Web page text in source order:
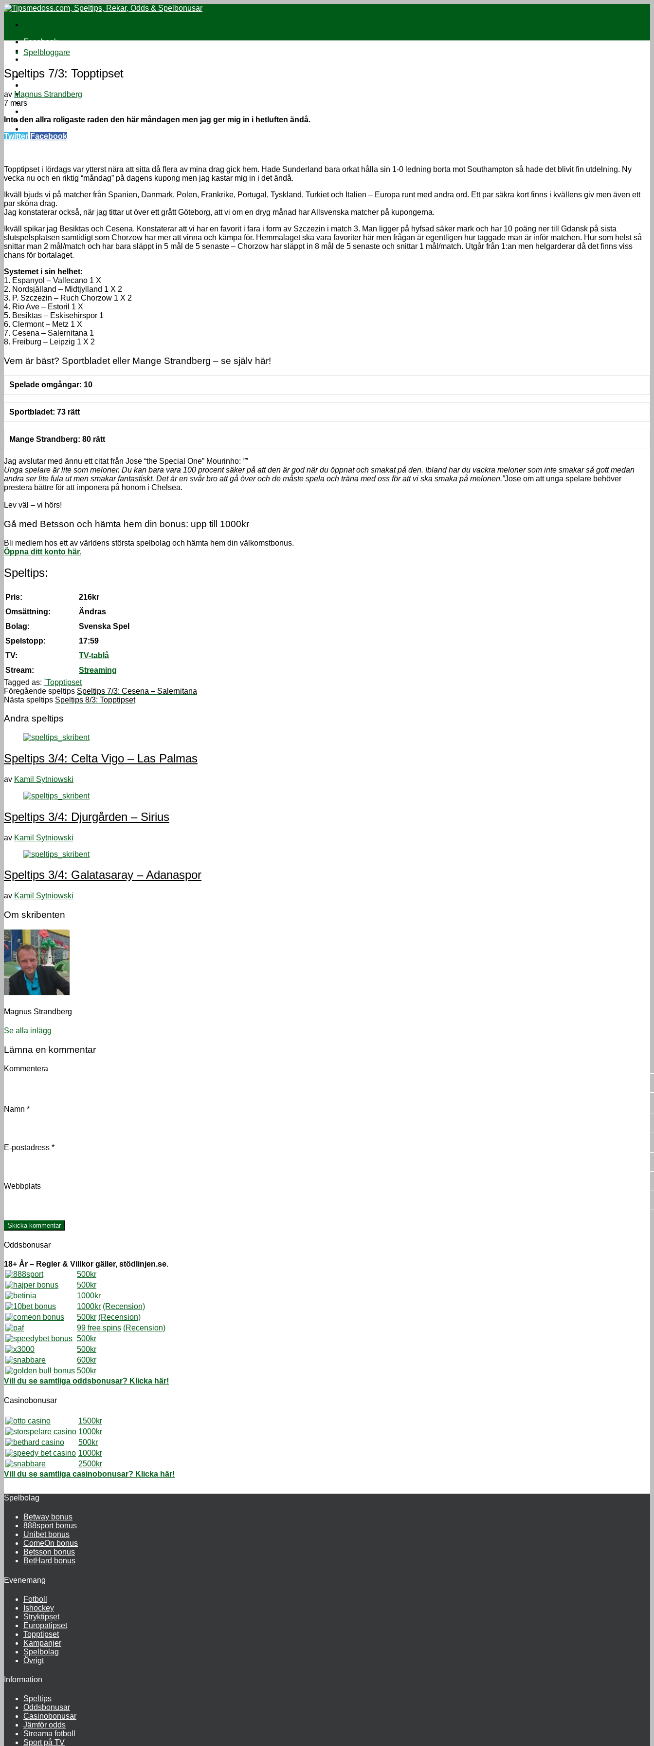
Facebook
Twitter
Instagram
Speltips
Casinobonusar
Jämför odds
Sport på TV
Spelbloggare
Speltips 7/3: Topptipset
av Magnus Strandberg
7 mars
Inte den allra roligaste raden den här måndagen men jag ger mig in i hetluften ändå.
Twitter Facebook
Topptipset i lördags var ytterst nära att sitta då flera av mina drag gick hem. Hade Sunderland bara orkat hålla sin 1-0 ledning borta mot Southampton så hade det blivit fin utdelning. Ny
vecka nu och en riktig “måndag” på dagens kupong men jag kastar mig in i det ändå.
Ikväll bjuds vi på matcher från Spanien, Danmark, Polen, Frankrike, Portugal, Tyskland, Turkiet och Italien – Europa runt med andra ord. Ett par säkra kort finns i kvällens giv men även ett
par sköna drag.
Jag konstaterar också, när jag tittar ut över ett grått Göteborg, att vi om en dryg månad har Allsvenska matcher på kupongerna.
Ikväll spikar jag Besiktas och Cesena. Konstaterar att vi har en favorit i fara i form av Szczezin i match 3. Man ligger på hyfsad säker mark och har 10 poäng ner till Gdansk på sista
slutspelsplatsen samtidigt som Chorzow har mer att vinna och kämpa för. Hemmalaget ska vara favoriter här men frågan är egentligen hur taggade man är inför matchen. Hur som helst så
snittar man 2 mål/match och har bara släppt in 5 mål de 5 senaste – Chorzow har släppt in 8 mål de 5 senaste och snittar 1 mål/match. Utgår från 1:an men helgarderar då det finns viss
chans för bortalaget.
Systemet i sin helhet:
1. Espanyol – Vallecano 1 X
2. Nordsjälland – Midtjylland 1 X 2
3. P. Szczezin – Ruch Chorzow 1 X 2
4. Rio Ave – Estoril 1 X
5. Besiktas – Eskisehirspor 1
6. Clermont – Metz 1 X
7. Cesena – Salernitana 1
8. Freiburg – Leipzig 1 X 2
Vem är bäst? Sportbladet eller Mange Strandberg – se själv här!
Spelade omgångar: 10
Sportbladet: 73 rätt
Mange Strandberg: 80 rätt
Jag avslutar med ännu ett citat från Jose “the Special One” Mourinho: ””
Unga spelare är lite som meloner. Du kan bara vara 100 procent säker på att den är god när du öppnat och smakat på den. Ibland har du vackra meloner som inte smakar så gott medan
andra ser lite fula ut men smakar fantastiskt. Det är en svår bro att gå över och de måste spela och träna med oss för att vi ska smaka på melonen.”Jose om att unga spelare behöver
prestera bättre för att imponera på honom i Chelsea.
Lev väl – vi hörs!
Gå med Betsson och hämta hem din bonus: upp till 1000kr
Bli medlem hos ett av världens största spelbolag och hämta hem din välkomstbonus.
Öppna ditt konto här.
Speltips:
Pris:
216kr
Omsättning:
Ändras
Bolag:
Svenska Spel
Spelstopp:
17:59
TV:
TV-tablå
Stream:
Streaming
Tagged as: `Topptipset
Föregående speltips Speltips 7/3: Cesena – Salernitana
Nästa speltips Speltips 8/3: Topptipset
Andra speltips
Speltips 3/4: Celta Vigo – Las Palmas
av Kamil Sytniowski
Speltips 3/4: Djurgården – Sirius
av Kamil Sytniowski
Speltips 3/4: Galatasaray – Adanaspor
av Kamil Sytniowski
Om skribenten
Magnus Strandberg
Se alla inlägg
Lämna en kommentar
Kommentera
Namn *
E-postadress *
Webbplats
Oddsbonusar
18+ År – Regler & Villkor gäller, stödlinjen.se.
500kr
500kr
1000kr
1000kr (Recension)
500kr (Recension)
99 free spins (Recension)
500kr
500kr
600kr
500kr
Vill du se samtliga oddsbonusar? Klicka här!
Casinobonusar
1500kr
1000kr
500kr
1000kr
2500kr
Vill du se samtliga casinobonusar? Klicka här!
Spelbolag
Betway bonus
888sport bonus
Unibet bonus
ComeOn bonus
Betsson bonus
BetHard bonus
Evenemang
Fotboll
Ishockey
Stryktipset
Europatipset
Topptipset
Kampanjer
Spelbolag
Övrigt
Information
Speltips
Oddsbonusar
Casinobonusar
Jämför odds
Streama fotboll
Sport på TV